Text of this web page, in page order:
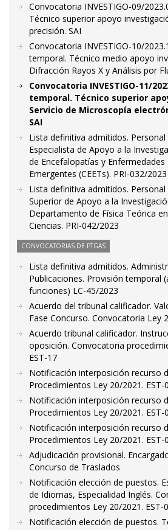
Convocatoria INVESTIGO-09/
Técnico superior apoyo
precisión. SAI
Convocatoria INVESTIGO-10/
temporal. Técnico medio apoyo
Difracción Rayos X y Análisis por
Convocatoria INVESTIGO-11/
temporal. Técnico superior
Servicio de Microscopía
SAI
Lista definitiva admitidos.
Especialista de Apoyo a la
de Encefalopatías y Enfermedades
Emergentes (CEETs). PRI-032/2023
Lista definitiva admitidos.
Superior de Apoyo a la
Departamento de Física Teórica
Ciencias. PRI-042/2023
CONVOCATORIAS DE PTGAS
Lista definitiva admitidos.
Publicaciones. Provisión temporal
funciones) LC-45/2023
Acuerdo del tribunal calificador.
Fase Concurso. Convocatoria Ley
Acuerdo tribunal calificador.
oposición. Convocatoria
EST-17
Notificación interposición recurso
Procedimientos Ley 20/2021. EST-
Notificación interposición recurso
Procedimientos Ley 20/2021. EST-
Notificación interposición recurso
Procedimientos Ley 20/2021. EST-
Adjudicación provisional.
Concurso de Traslados
Notificación elección de puestos.
de Idiomas, Especialidad Inglés.
procedimientos Ley 20/2021. EST-
Notificación elección de puestos.